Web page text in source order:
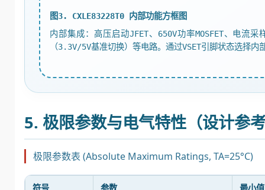
图3. CXLE83228T0 内部功能方框图
内部集成：高压启动JFET、650V功率MOSFET、电流
（3.3V/5V基准切换）等电路。通过VSET引脚状态选择内
5. 极限参数与电气特性（设计参
极限参数表 (Absolute Maximum Ratings, TA=25°C)